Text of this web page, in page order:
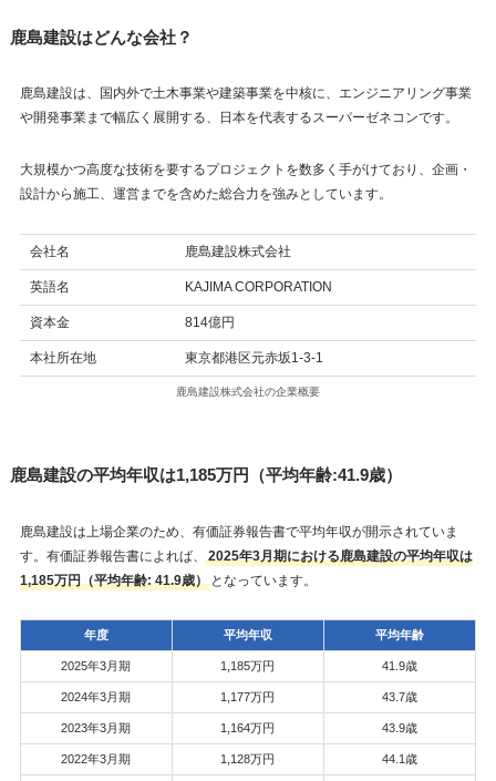
鹿島建設はどんな会社？
鹿島建設は、国内外で土木事業や建築事業を中核に、エンジニアリング事業
や開発事業まで幅広く展開する、日本を代表するスーパーゼネコンです。
大規模かつ高度な技術を要するプロジェクトを数多く手がけており、企画・
設計から施工、運営までを含めた総合力を強みとしています。
会社名 鹿島建設株式会社
英語名 KAJIMA CORPORATION
資本金 814億円
本社所在地 東京都港区元赤坂1-3-1
鹿島建設株式会社の企業概要
鹿島建設の平均年収は1,185万円（平均年齢:41.9歳）
鹿島建設は上場企業のため、有価証券報告書で平均年収が開示されていま
す。有価証券報告書によれば、
2025年3月期における鹿島建設の平均年収は
1,185万円（平均年齢: 41.9歳）
となっています。
年度 平均年収 平均年齢
2025年3月期 1,185万円 41.9歳
2024年3月期 1,177万円 43.7歳
2023年3月期 1,164万円 43.9歳
2022年3月期 1,128万円 44.1歳